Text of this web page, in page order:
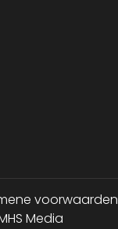
voorwaarden
Media